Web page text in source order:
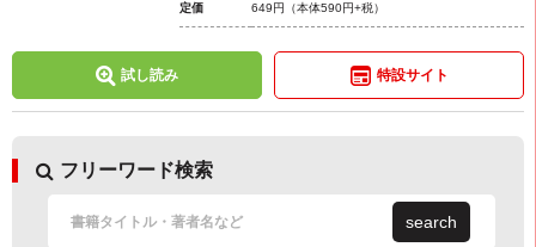
定価 649円 （本体590円+税）
試し読み 特設サイト
フリーワード検索
search